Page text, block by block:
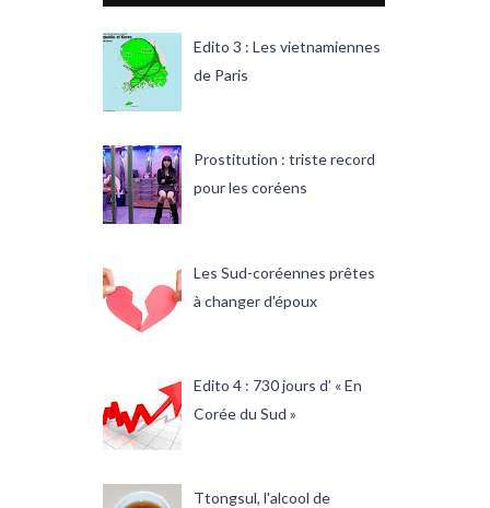
Edito 3 : Les vietnamiennes
de Paris
Prostitution : triste record
pour les coréens
Les Sud-coréennes prêtes
à changer d'époux
Edito 4 : 730 jours d’ « En
Corée du Sud »
Ttongsul, l'alcool de